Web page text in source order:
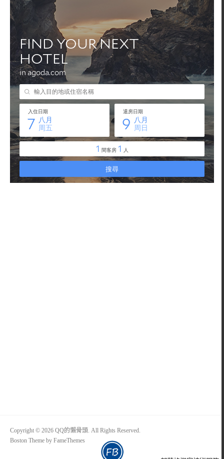
Copyright © 2026 QQ的懶骨頭. All Rights Reserved.
Boston Theme by FameThemes